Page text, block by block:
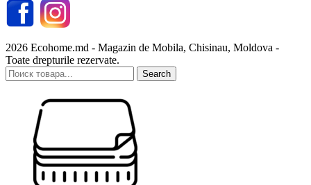
2026 Ecohome.md - Magazin de Mobila, Chisinau, Moldova -
Toate drepturile rezervate.
Search